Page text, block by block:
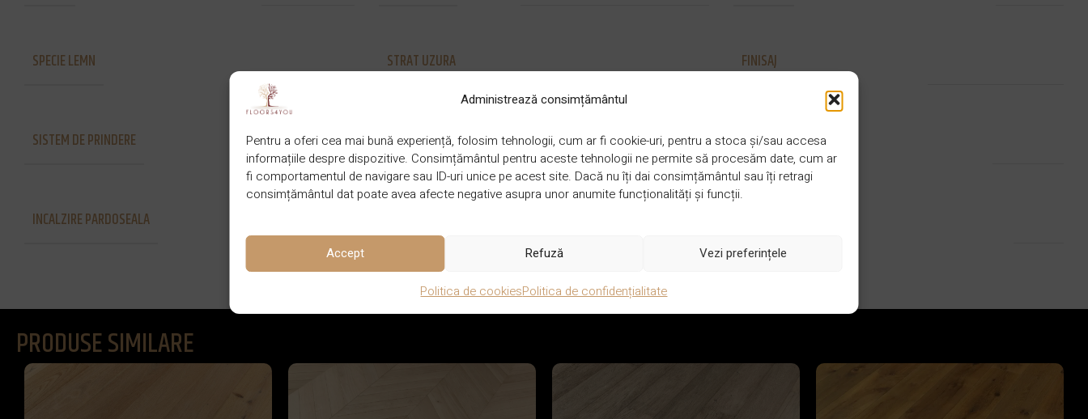
Administrează consimțământul
Pentru a oferi cea mai bună experiență, folosim tehnologii, cum ar fi cookie-uri, pentru a stoca și/sau accesa
informațiile despre dispozitive. Consimțământul pentru aceste tehnologii ne permite să procesăm date, cum ar
fi comportamentul de navigare sau ID-uri unice pe acest site. Dacă nu îți dai consimțământul sau îți retragi
consimțământul dat poate avea afecte negative asupra unor anumite funcționalități și funcții.
Accept Refuză Vezi preferințele
Politica de cookiesPolitica de confidențialitate
SPECIE LEMN STRAT UZURA FINISAJ
SISTEM DE PRINDERE Lipire GROSIME 14 mm STRAT
INCALZIRE PARDOSEALA
PRODUSE SIMILARE